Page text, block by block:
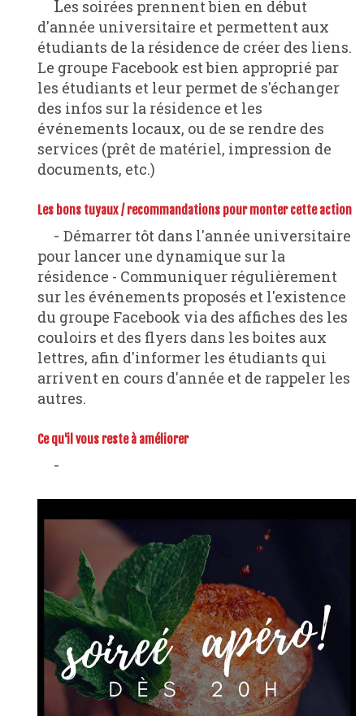
Les soirées prennent bien en début
d'année universitaire et permettent aux
étudiants de la résidence de créer des liens.
Le groupe Facebook est bien approprié par
les étudiants et leur permet de s'échanger
des infos sur la résidence et les
événements locaux, ou de se rendre des
services (prêt de matériel, impression de
documents, etc.)
Les bons tuyaux / recommandations pour monter cette action
- Démarrer tôt dans l'année universitaire
pour lancer une dynamique sur la
résidence - Communiquer régulièrement
sur les événements proposés et l'existence
du groupe Facebook via des affiches des les
couloirs et des flyers dans les boites aux
lettres, afin d'informer les étudiants qui
arrivent en cours d'année et de rappeler les
autres.
Ce qu'il vous reste à améliorer
-